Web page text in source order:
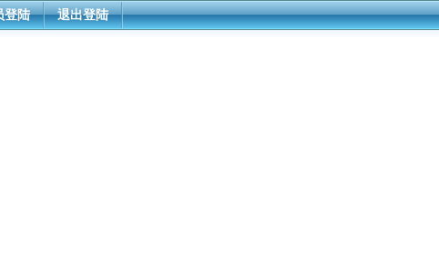
登陆 退出登陆